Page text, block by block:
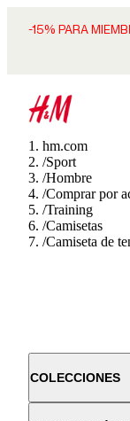
-15% PARA
hm.com
/Sport
/Hombre
/Comprar por
/Training
/Camisetas
/Camiseta de
COLECCIONES